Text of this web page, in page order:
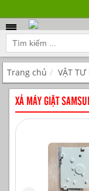
Trang chủ VẬT TƯ
XẢ MÁY GIẶT